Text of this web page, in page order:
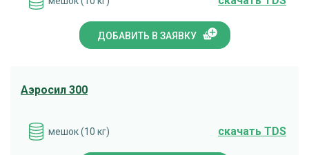
ДОБАВИТЬ В ЗАЯВКУ
Аэросил 300
мешок (10 кг) cкачать TDS